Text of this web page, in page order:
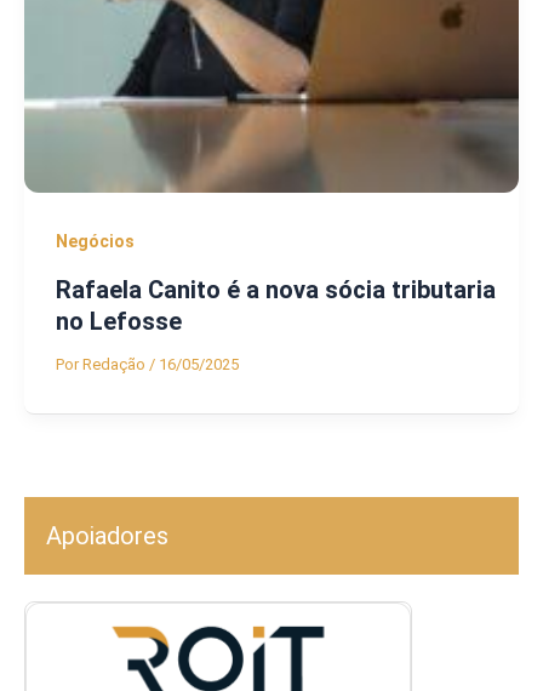
Negócios
Rafaela Canito é a nova sócia tributaria
no Lefosse
PorRedação / 16/05/2025
Apoiadores